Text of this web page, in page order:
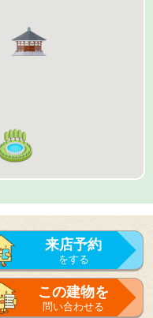
来店予約
をする
来店予約
をする
この建物を
問い合わせる